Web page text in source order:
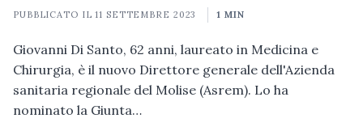
PUBBLICATO IL11 SETTEMBRE 2023 1 MIN
Giovanni Di Santo, 62 anni, laureato in Medicina e
Chirurgia, è il nuovo Direttore generale dell'Azienda
sanitaria regionale del Molise (Asrem). Lo ha
nominato la Giunta…